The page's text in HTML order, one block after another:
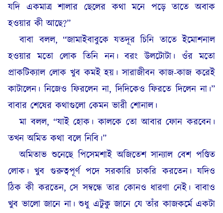
যদি একমাত্র শালার ছেলের কথা মনে পড়ে তাতে অবাক
হওয়ার কী আছে?”
বাবা বলল, “জামাইবাবুকে যতদূর চিনি তাতে ইমোশনাল
হওয়ার মতো লোক তিনি নন। বরং উলটোটা। ওঁর মতো
প্রাকটিক্যাল লোক খুব কমই হয়। সারাজীবন কাজ-কাজ করেই
কাটালেন। নিজেও ফিরলেন না, দিদিকেও ফিরতে দিলেন না।”
বাবার শেষের কথাগুলো কেমন ভারী শোনাল।
মা বলল, “যাই হোক। কালকে তো আবার ফোন করবেন।
তখন অমিত কথা বলে নিবি।”
অমিতাভ শুনেছে পিসেমশাই অজিতেশ সান্যাল বেশ পণ্ডিত
লোক। খুব গুরুত্বপূর্ণ পদে সরকারি চাকরি করতেন। যদিও
ঠিক কী করতেন, সে সম্বন্ধে তার কোনও ধারণা নেই। বাবাও
খুব ভালো জানে না। শুধু এটুকু জানে যে তাঁর কাজকর্মে একটা